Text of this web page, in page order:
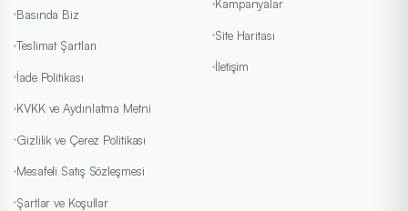
Basında Biz
Teslimat Şartları
İade Politikası
KVKK ve Aydınlatma Metni
Gizlilik ve Çerez Politikası
Mesafeli Satış Sözleşmesi
Şartlar ve Koşullar
Kampanyalar
Site Haritası
İletişim